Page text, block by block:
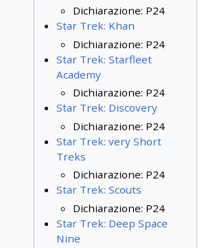
Dichiarazione: P24
Star Trek: Khan
Dichiarazione: P24
Star Trek: Starfleet
Academy
Dichiarazione: P24
Star Trek: Discovery
Dichiarazione: P24
Star Trek: very Short
Treks
Dichiarazione: P24
Star Trek: Scouts
Dichiarazione: P24
Star Trek: Deep Space
Nine